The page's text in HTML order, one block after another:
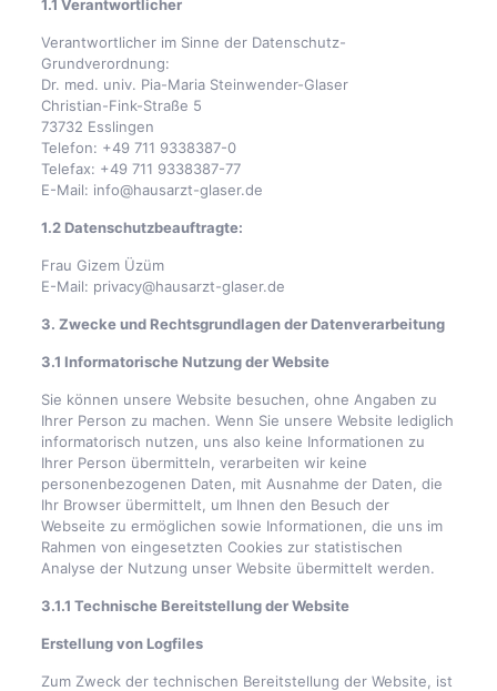
1.1 Verantwortlicher
Verantwortlicher im Sinne der Datenschutz-
Grundverordnung:
Dr. med. univ. Pia-Maria Steinwender-Glaser
Christian-Fink-Straße 5
73732 Esslingen
Telefon: +49 711 9338387-0
Telefax: +49 711 9338387-77
E-Mail: info@hausarzt-glaser.de
1.2 Datenschutzbeauftragte:
Frau Gizem Üzüm
E-Mail: privacy@hausarzt-glaser.de
3. Zwecke und Rechtsgrundlagen der Datenverarbeitung
3.1 Informatorische Nutzung der Website
Sie können unsere Website besuchen, ohne Angaben zu
Ihrer Person zu machen. Wenn Sie unsere Website lediglich
informatorisch nutzen, uns also keine Informationen zu
Ihrer Person übermitteln, verarbeiten wir keine
personenbezogenen Daten, mit Ausnahme der Daten, die
Ihr Browser übermittelt, um Ihnen den Besuch der
Webseite zu ermöglichen sowie Informationen, die uns im
Rahmen von eingesetzten Cookies zur statistischen
Analyse der Nutzung unser Website übermittelt werden.
3.1.1 Technische Bereitstellung der Website
Erstellung von Logfiles
Zum Zweck der technischen Bereitstellung der Website, ist